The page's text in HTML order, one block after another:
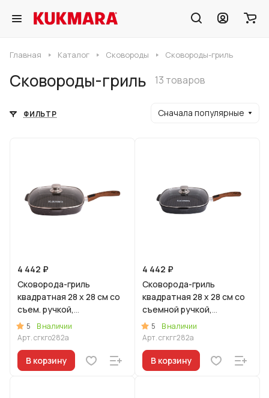
Главная Каталог Сковороды Сковороды-гриль
Сковороды-гриль 13 товаров
ФИЛЬТР Сначала популярные
4 442 ₽
Сковорода-гриль
квадратная 28 x 28 см со
съем. ручкой,
ст.крышкой,АП линия
"Гранит ультра"
(Оригинальный)
5
В наличии
Арт.сгкго282а
В корзину
4 442 ₽
Сковорода-гриль
квадратная 28 x 28 см со
съемной ручкой,
ст.крышкой, АП линия
"Гранит ультра" (Синий)
5
В наличии
Арт.сгкгг282а
В корзину